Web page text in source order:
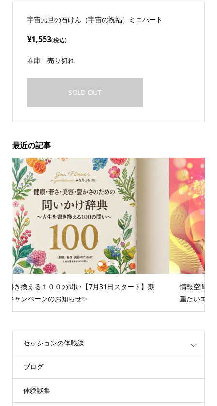
宇宙元旦の石けん（宇宙の祝福）ミニハート
¥1,553(税込)
在庫 売り切れ
SOLD OUT
最近の記事
情報空間を書き換えるグループセッション☆聞くたびに
重たいエネルギーが解放されます
1 2 3
セッションの体験談
ブログ
体験談集